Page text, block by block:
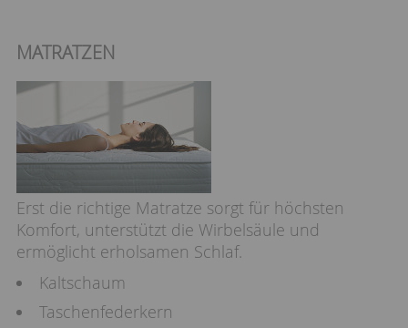
MATRATZEN
Erst die richtige Matratze sorgt für höchsten
Komfort, unterstützt die Wirbelsäule und
ermöglicht erholsamen Schlaf.
Kaltschaum
Taschenfederkern